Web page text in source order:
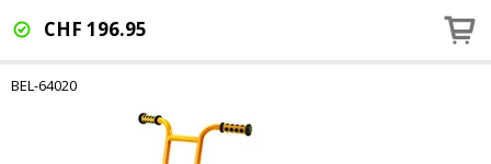
CHF 196.95
BEL-64020